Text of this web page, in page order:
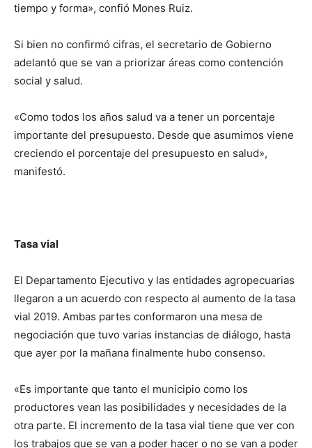
tiempo y forma», confió Mones Ruiz.
Si bien no confirmó cifras, el secretario de Gobierno
adelantó que se van a priorizar áreas como contención
social y salud.
«Como todos los años salud va a tener un porcentaje
importante del presupuesto. Desde que asumimos viene
creciendo el porcentaje del presupuesto en salud»,
manifestó.
Tasa vial
El Departamento Ejecutivo y las entidades agropecuarias
llegaron a un acuerdo con respecto al aumento de la tasa
vial 2019. Ambas partes conformaron una mesa de
negociación que tuvo varias instancias de diálogo, hasta
que ayer por la mañana finalmente hubo consenso.
«Es importante que tanto el municipio como los
productores vean las posibilidades y necesidades de la
otra parte. El incremento de la tasa vial tiene que ver con
los trabajos que se van a poder hacer o no se van a poder